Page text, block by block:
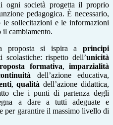
società progetta il proprio
pedagogica. È necessario,
le sollecitazioni e le informazioni
il cambiamento.
proposta si ispira a principi
scolastiche: rispetto dell’unicità
formativa, imparzialità
dell’azione educativa,
,qualità dell’azione didattica,
che i punti di partenza degli
a dare a tutti adeguate e
per garantire il massimo livello di